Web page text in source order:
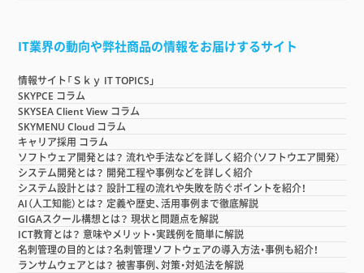
IT業界の動向や弊社商品の情報をお届けするサイト
情報サイト「Ｓｋｙ IT TOPICS」
SKYPCE コラム
SKYSEA Client View コラム
SKYMENU Cloud コラム
キャリア採用 コラム
ソフトウェア開発とは？ 流れや手法などを詳しく紹介（ソフトウエア開発）
システム開発とは？ 開発工程や事例などを詳しく紹介
システム設計とは？ 設計工程の流れや失敗を防ぐポイントを紹介！
AI（人工知能）とは？ 定義や歴史、活用事例まで徹底解説
GIGAスクール構想とは？ 現状と問題点を解説
ICT教育とは？ 意味やメリット・実践例を簡単に解説
名刺管理の目的とは？名刺管理ソフトウェアの導入方法・事例も紹介！
ランサムウェアとは？ 被害事例、対策・対処法を解説